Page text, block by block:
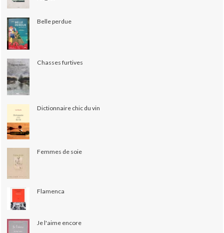
Belle perdue
Chasses furtives
Dictionnaire chic du vin
Femmes de soie
Flamenca
Je l'aime encore